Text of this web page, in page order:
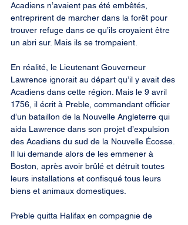
Acadiens n’avaient pas été embêtés,
entreprirent de marcher dans la forêt pour
trouver refuge dans ce qu’ils croyaient être
un abri sur. Mais ils se trompaient.
En réalité, le Lieutenant Gouverneur
Lawrence ignorait au départ qu’il y avait des
Acadiens dans cette région. Mais le 9 avril
1756, il écrit à Preble, commandant officier
d’un bataillon de la Nouvelle Angleterre qui
aida Lawrence dans son projet d’expulsion
des Acadiens du sud de la Nouvelle Écosse.
Il lui demande alors de les emmener à
Boston, après avoir brûlé et détruit toutes
leurs installations et confisqué tous leurs
biens et animaux domestiques.
Preble quitta Halifax en compagnie de